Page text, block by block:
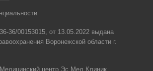
36/00153015, от 13.05.2022 выдана
Воронежской области г.
центр Эс Мед Клиник